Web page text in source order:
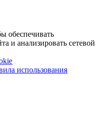
обеспечивать
и анализировать сетевой
использования